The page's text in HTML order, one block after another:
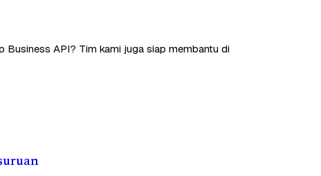
Business API? Tim kami juga siap membantu di